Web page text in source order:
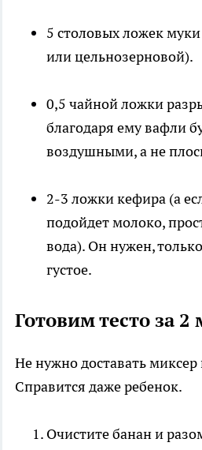
5 столовых ложек
или цельнозерновой).
0,5 чайной ложки
благодаря ему вафли
воздушными, а не
2-3 ложки кефира (а
подойдет молоко,
вода). Он нужен,
густое.
Готовим тесто за
Не нужно доставать
Справится даже ребенок.
Очистите банан и